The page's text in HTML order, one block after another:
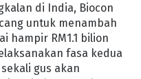
di India, Biocon
untuk menambah
hampir RM1.1 bilion
fasa kedua
gus akan